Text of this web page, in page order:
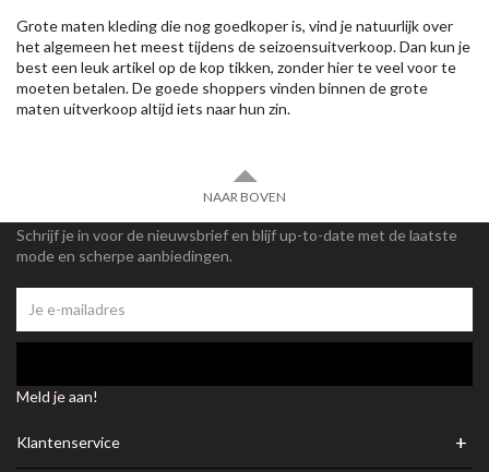
Grote maten kleding die nog goedkoper is, vind je natuurlijk over
het algemeen het meest tijdens de seizoensuitverkoop. Dan kun je
best een leuk artikel op de kop tikken, zonder hier te veel voor te
moeten betalen. De goede shoppers vinden binnen de grote
maten uitverkoop altijd iets naar hun zin.
NAAR BOVEN
Schrijf je in voor de nieuwsbrief en blijf up-to-date met de laatste
mode en scherpe aanbiedingen.
Meld je aan!
Klantenservice +